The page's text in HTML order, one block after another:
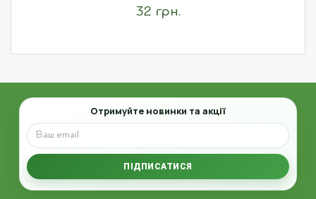
32 грн.
Email
Отримуйте новинки та акції
ПІДПИСАТИСЯ